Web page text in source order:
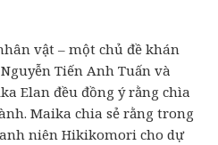
vật – một chủ đề khán
Tiến Anh Tuấn và
Elan đều đồng ý rằng chìa
Maika chia sẻ rằng trong
niên Hikikomori cho dự